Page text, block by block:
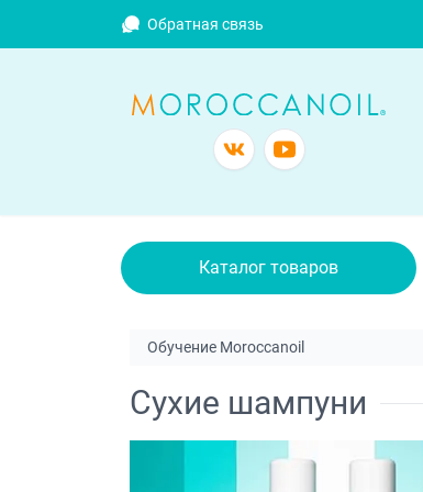
Обратная связь
Каталог товаров
Обучение Moroccanoil
Сухие шампуни